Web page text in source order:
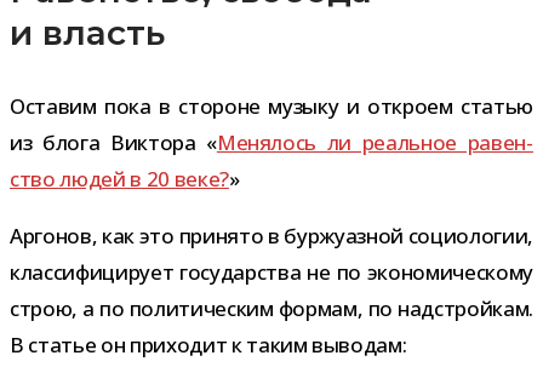
и власть
Оставим пока в сто­роне музыку и откроем ста­тью
из блога Виктора «Менялось ли реаль­ное равен­
ство людей в 20 веке?»
Аргонов, как это при­нято в бур­жу­аз­ной социо­ло­гии,
клас­си­фи­ци­рует госу­дар­ства не по эко­но­ми­че­скому
строю, а по поли­ти­че­ским фор­мам, по над­строй­кам.
В ста­тье он при­хо­дит к таким выводам: